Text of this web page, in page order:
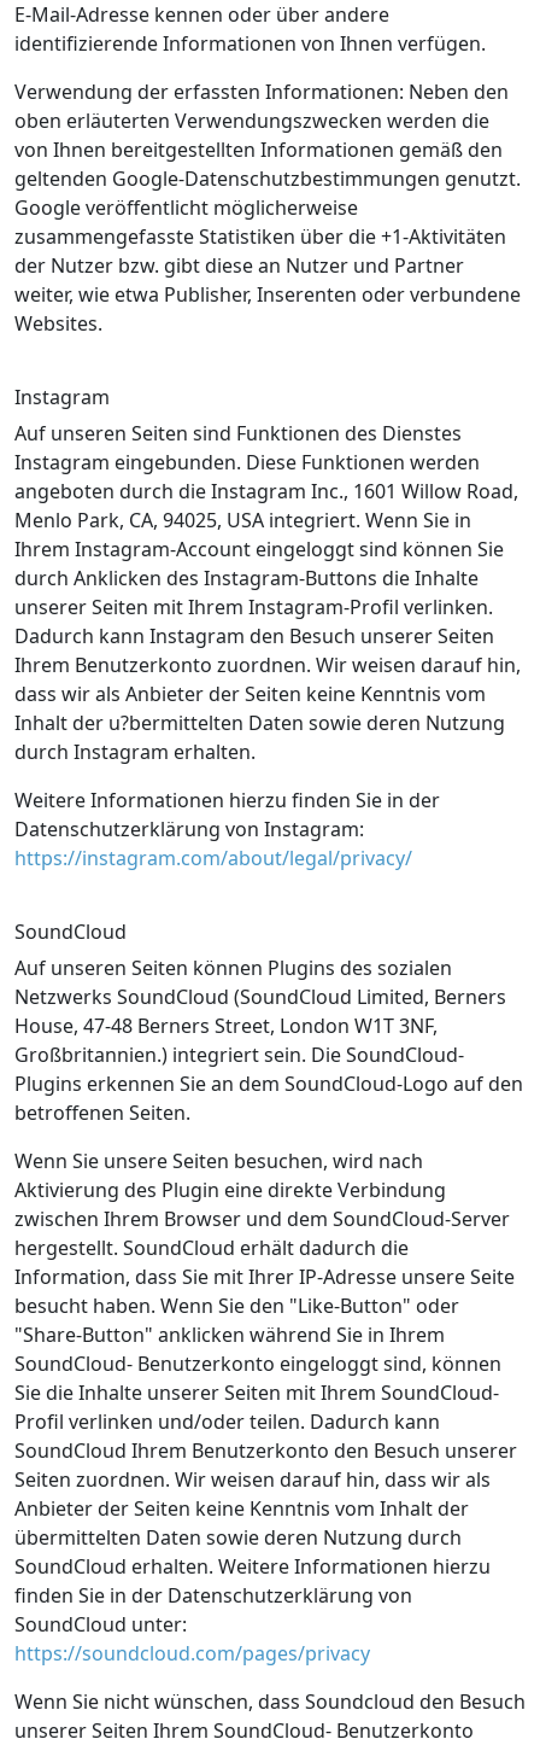
E-Mail-Adresse kennen oder über andere
identifizierende Informationen von Ihnen verfügen.
Verwendung der erfassten Informationen: Neben den
oben erläuterten Verwendungszwecken werden die
von Ihnen bereitgestellten Informationen gemäß den
geltenden Google-Datenschutzbestimmungen genutzt.
Google veröffentlicht möglicherweise
zusammengefasste Statistiken über die +1-Aktivitäten
der Nutzer bzw. gibt diese an Nutzer und Partner
weiter, wie etwa Publisher, Inserenten oder verbundene
Websites.
Instagram
Auf unseren Seiten sind Funktionen des Dienstes
Instagram eingebunden. Diese Funktionen werden
angeboten durch die Instagram Inc., 1601 Willow Road,
Menlo Park, CA, 94025, USA integriert. Wenn Sie in
Ihrem Instagram-Account eingeloggt sind können Sie
durch Anklicken des Instagram-Buttons die Inhalte
unserer Seiten mit Ihrem Instagram-Profil verlinken.
Dadurch kann Instagram den Besuch unserer Seiten
Ihrem Benutzerkonto zuordnen. Wir weisen darauf hin,
dass wir als Anbieter der Seiten keine Kenntnis vom
Inhalt der u?bermittelten Daten sowie deren Nutzung
durch Instagram erhalten.
Weitere Informationen hierzu finden Sie in der
Datenschutzerklärung von Instagram:
https://instagram.com/about/legal/privacy/
SoundCloud
Auf unseren Seiten können Plugins des sozialen
Netzwerks SoundCloud (SoundCloud Limited, Berners
House, 47-48 Berners Street, London W1T 3NF,
Großbritannien.) integriert sein. Die SoundCloud-
Plugins erkennen Sie an dem SoundCloud-Logo auf den
betroffenen Seiten.
Wenn Sie unsere Seiten besuchen, wird nach
Aktivierung des Plugin eine direkte Verbindung
zwischen Ihrem Browser und dem SoundCloud-Server
hergestellt. SoundCloud erhält dadurch die
Information, dass Sie mit Ihrer IP-Adresse unsere Seite
besucht haben. Wenn Sie den "Like-Button" oder
"Share-Button" anklicken während Sie in Ihrem
SoundCloud- Benutzerkonto eingeloggt sind, können
Sie die Inhalte unserer Seiten mit Ihrem SoundCloud-
Profil verlinken und/oder teilen. Dadurch kann
SoundCloud Ihrem Benutzerkonto den Besuch unserer
Seiten zuordnen. Wir weisen darauf hin, dass wir als
Anbieter der Seiten keine Kenntnis vom Inhalt der
übermittelten Daten sowie deren Nutzung durch
SoundCloud erhalten. Weitere Informationen hierzu
finden Sie in der Datenschutzerklärung von
SoundCloud unter:
https://soundcloud.com/pages/privacy
Wenn Sie nicht wünschen, dass Soundcloud den Besuch
unserer Seiten Ihrem SoundCloud- Benutzerkonto